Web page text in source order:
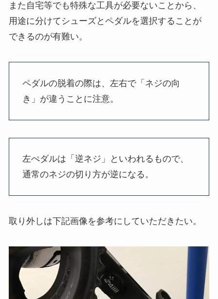
また自宅等でも特殊な工具が必要ないことから、
用途に分けてシューズとペダルを選択することが
できるのが有難い。
ペダルの脱着の際は、左右で「ネジの向
き」が違うことに注意。
左ぺダルは「逆ネジ」といわれるもので、
通常のネジの切り方が逆になる。
取り外しは下記画像を参考にしていただきたい。